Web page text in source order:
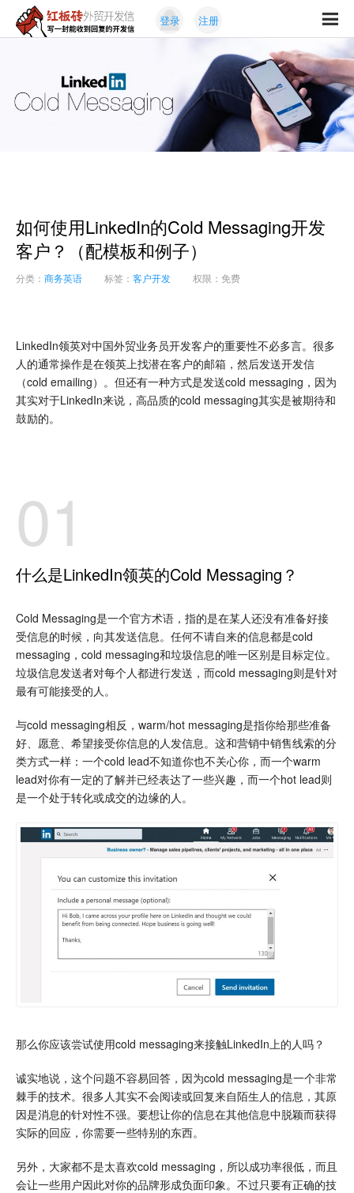
红
外
贸
能
发
信
登录 注册
如何使用LinkedIn的Cold Messaging开发
客户？（配模板和例子）
分类： 商务英语 标签： 客户开发 权限：免费
LinkedIn领英对中国外贸业务员开发客户的重要性不必多言。很多
人的通常操作是在领英上找潜在客户的邮箱，然后发送开发信
（cold emailing）。但还有一种方式是发送cold messaging，因为
其实对于LinkedIn来说，高品质的cold messaging其实是被期待和
鼓励的。
01
什么是LinkedIn领英的Cold Messaging？
Cold Messaging是一个官方术语，指的是在某人还没有准备好接
受信息的时候，向其发送信息。任何不请自来的信息都是cold
messaging，cold messaging和垃圾信息的唯一区别是目标定位。
垃圾信息发送者对每个人都进行发送，而cold messaging则是针对
最有可能接受的人。
与cold messaging相反，warm/hot messaging是指你给那些准备
好、愿意、希望接受你信息的人发信息。这和营销中销售线索的分
类方式一样：一个cold lead不知道你也不关心你，而一个warm
lead对你有一定的了解并已经表达了一些兴趣，而一个hot lead则
是一个处于转化或成交的边缘的人。
那么你应该尝试使用cold messaging来接触LinkedIn上的人吗？
诚实地说，这个问题不容易回答，因为cold messaging是一个非常
棘手的技术。很多人其实不会阅读或回复来自陌生人的信息，其原
因是消息的针对性不强。要想让你的信息在其他信息中脱颖而获得
实际的回应，你需要一些特别的东西。
另外，大家都不是太喜欢cold messaging，所以成功率很低，而且
会让一些用户因此对你的品牌形成负面印象。不过只要有正确的技